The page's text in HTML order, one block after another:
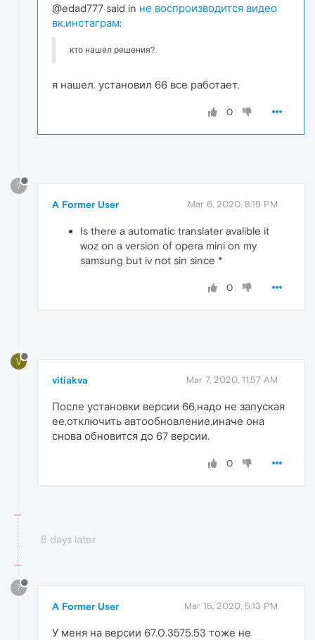
@edad777 said in не воспроизводится видео
вк,инстаграм:
кто нашел решения?
я нашел. установил 66 все работает.
0
?
A Former User Mar 6, 2020, 8:19 PM
Is there a automatic translater avalible it
woz on a version of opera mini on my
samsung but iv not sin since *
0
V
vitiakva Mar 7, 2020, 11:57 AM
После установки версии 66,надо не запуская
ее,отключить автообновление,иначе она
снова обновится до 67 версии.
0
8 days later
?
A Former User Mar 15, 2020, 5:13 PM
У меня на версии 67.0.3575.53 тоже не